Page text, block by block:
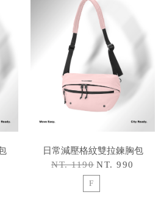
日常減壓格紋雙拉鍊胸包
NT. 1190 NT. 990
F